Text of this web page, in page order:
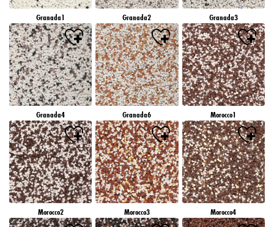
Granada1 Granada2 Granada3
Granada4 Granada6 Morocco1
Morocco2 Morocco3 Morocco4